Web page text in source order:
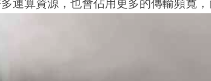
算資源，也會佔用更多的傳輸頻寬，